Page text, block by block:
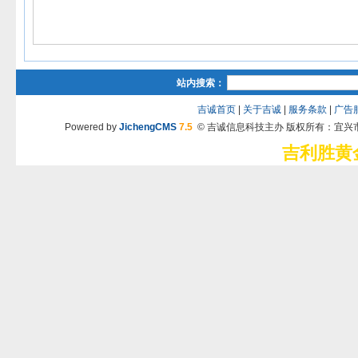
站内搜索：
吉诚首页 关于吉诚 服务条款
广告
Powered by JichengCMS 7.5© 吉诚信息科技主办 版权所有：宜兴
吉利胜